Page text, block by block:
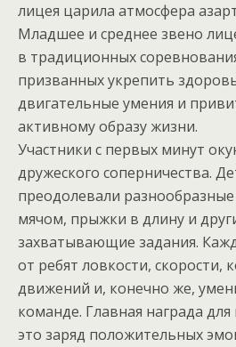
лицея царила атмосфера
Младшее и среднее звено
в традиционных
призванных укрепить
двигательные умения и
активному образу жизни.
Участники с первых минут
дружеского соперничества.
преодолевали разнообразные
мячом, прыжки в длину и
захватывающие задания.
от ребят ловкости, скорости,
движений и, конечно же,
команде. Главная награда для
это заряд положительных